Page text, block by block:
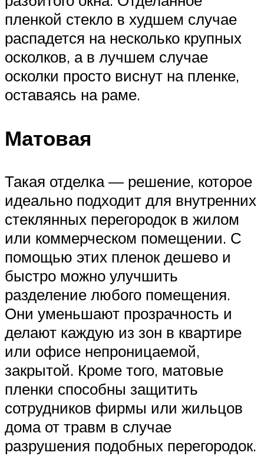
пленкой стекло в худшем случае
распадется на несколько крупных
осколков, а в лучшем случае
осколки просто виснут на пленке,
оставаясь на раме.
Матовая
Такая отделка — решение, которое
идеально подходит для внутренних
стеклянных перегородок в жилом
или коммерческом помещении. С
помощью этих пленок дешево и
быстро можно улучшить
разделение любого помещения.
Они уменьшают прозрачность и
делают каждую из зон в квартире
или офисе непроницаемой,
закрытой. Кроме того, матовые
пленки способны защитить
сотрудников фирмы или жильцов
дома от травм в случае
разрушения подобных перегородок.